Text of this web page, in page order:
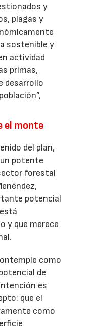
y
plagas y
sostenible y
actividad
primas,
desarrollo
el monte
del plan,
potente
forestal
potencial
y que merece
como
de
es
que el
como